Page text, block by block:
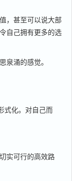
，甚至可以说大部
自己拥有更多的选
泉涌的感觉。
式化。对自己而
实可行的高效路